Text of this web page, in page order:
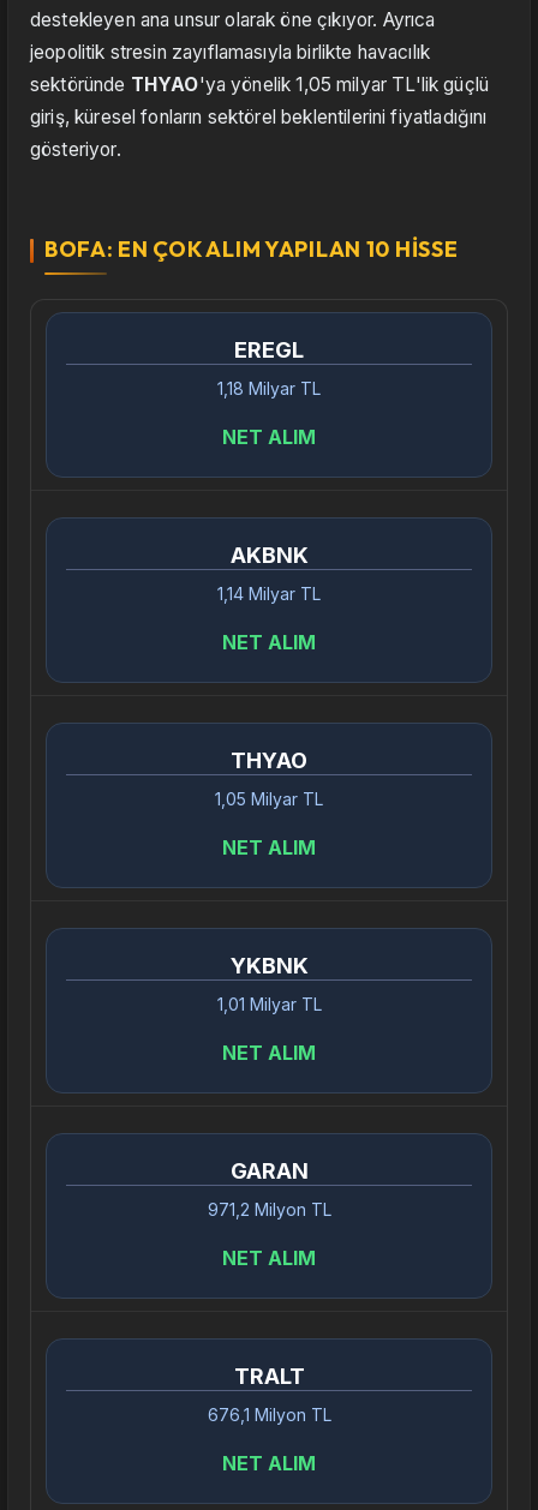
destekleyen ana unsur olarak öne çıkıyor. Ayrıca
jeopolitik stresin zayıflamasıyla birlikte havacılık
sektöründe THYAO'ya yönelik 1,05 milyar TL'lik güçlü
giriş, küresel fonların sektörel beklentilerini fiyatladığını
gösteriyor.
BOFA: EN ÇOK ALIM YAPILAN 10 HISSE
EREGL
1,18 Milyar TL
NET ALIM
AKBNK
1,14 Milyar TL
NET ALIM
THYAO
1,05 Milyar TL
NET ALIM
YKBNK
1,01 Milyar TL
NET ALIM
GARAN
971,2 Milyon TL
NET ALIM
TRALT
676,1 Milyon TL
NET ALIM